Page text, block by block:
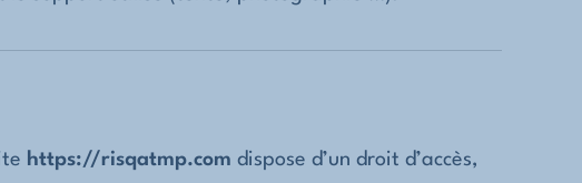
https://risqatmp.com dispose d’un droit d’accès,